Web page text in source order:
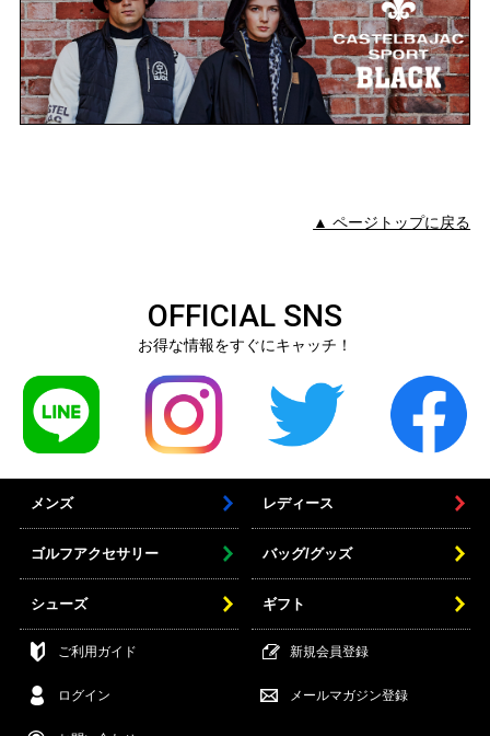
▲ ページトップに戻る
OFFICIAL SNS
お得な情報をすぐにキャッチ！
メンズ レディース
ゴルフアクセサリー バッグ/グッズ
シューズ ギフト
ご利用ガイド 新規会員登録
ログイン メールマガジン登録